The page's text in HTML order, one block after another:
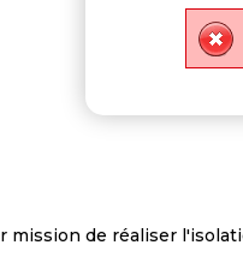
de réaliser